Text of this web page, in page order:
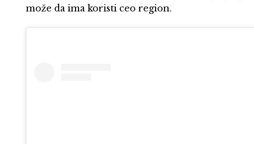
može da ima koristi ceo region.